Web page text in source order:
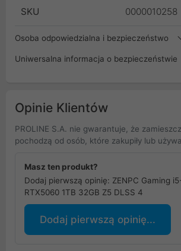
SKU 0000010258
Osoba odpowiedzialna i bezpieczeństwo
Uniwersalna informacja o bezpieczeństwie
Opinie Klientów
PROLINE S.A. nie gwarantuje, że
pochodzą od osób, które zakupiły lub
Masz ten produkt?
Dodaj pierwszą opinię: ZENPC Gaming
RTX5060 1TB 32GB Z5 DLSS 4
Dodaj pierwszą opinię...